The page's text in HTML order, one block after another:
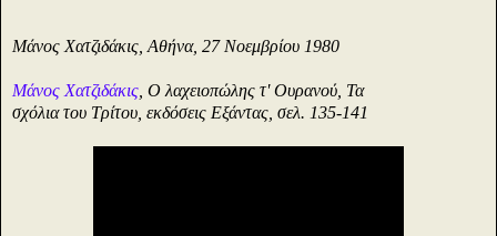
Μάνος Χατζιδάκις, Αθήνα, 27 Νοεμβρίου 1980
Μάνος Χατζιδάκις , Ο λαχειοπώλης τ' Ουρανού, Τα
σχόλια του Τρίτου, εκδόσεις Εξάντας, σελ. 135-141